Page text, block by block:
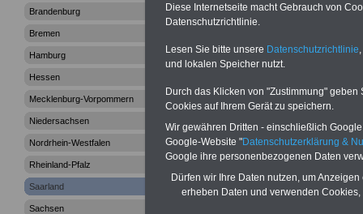
Brandenburg
Bremen
Hamburg
Hessen
Mecklenburg-Vorpommern
Niedersachsen
Nordrhein-Westfalen
Rheinland-Pfalz
Saarland
Sachsen
>>>zur
Saarländischen
Diese Internetseite macht Gebrauch von
Datenschutzrichtlinie.
Lesen Sie bitte unsere Datenschutzrichtlinie
und lokalen Speicher nutzt.
Durch das Klicken von "Zustimmung"
Cookies auf Ihrem Gerät zu speichern.
Wir gewähren Dritten - einschließlich
Google-Website "Datenschutzerklärung &
Google ihre personenbezogenen Daten
Dürfen wir Ihre Daten nutzen, um
erheben Daten und verwenden